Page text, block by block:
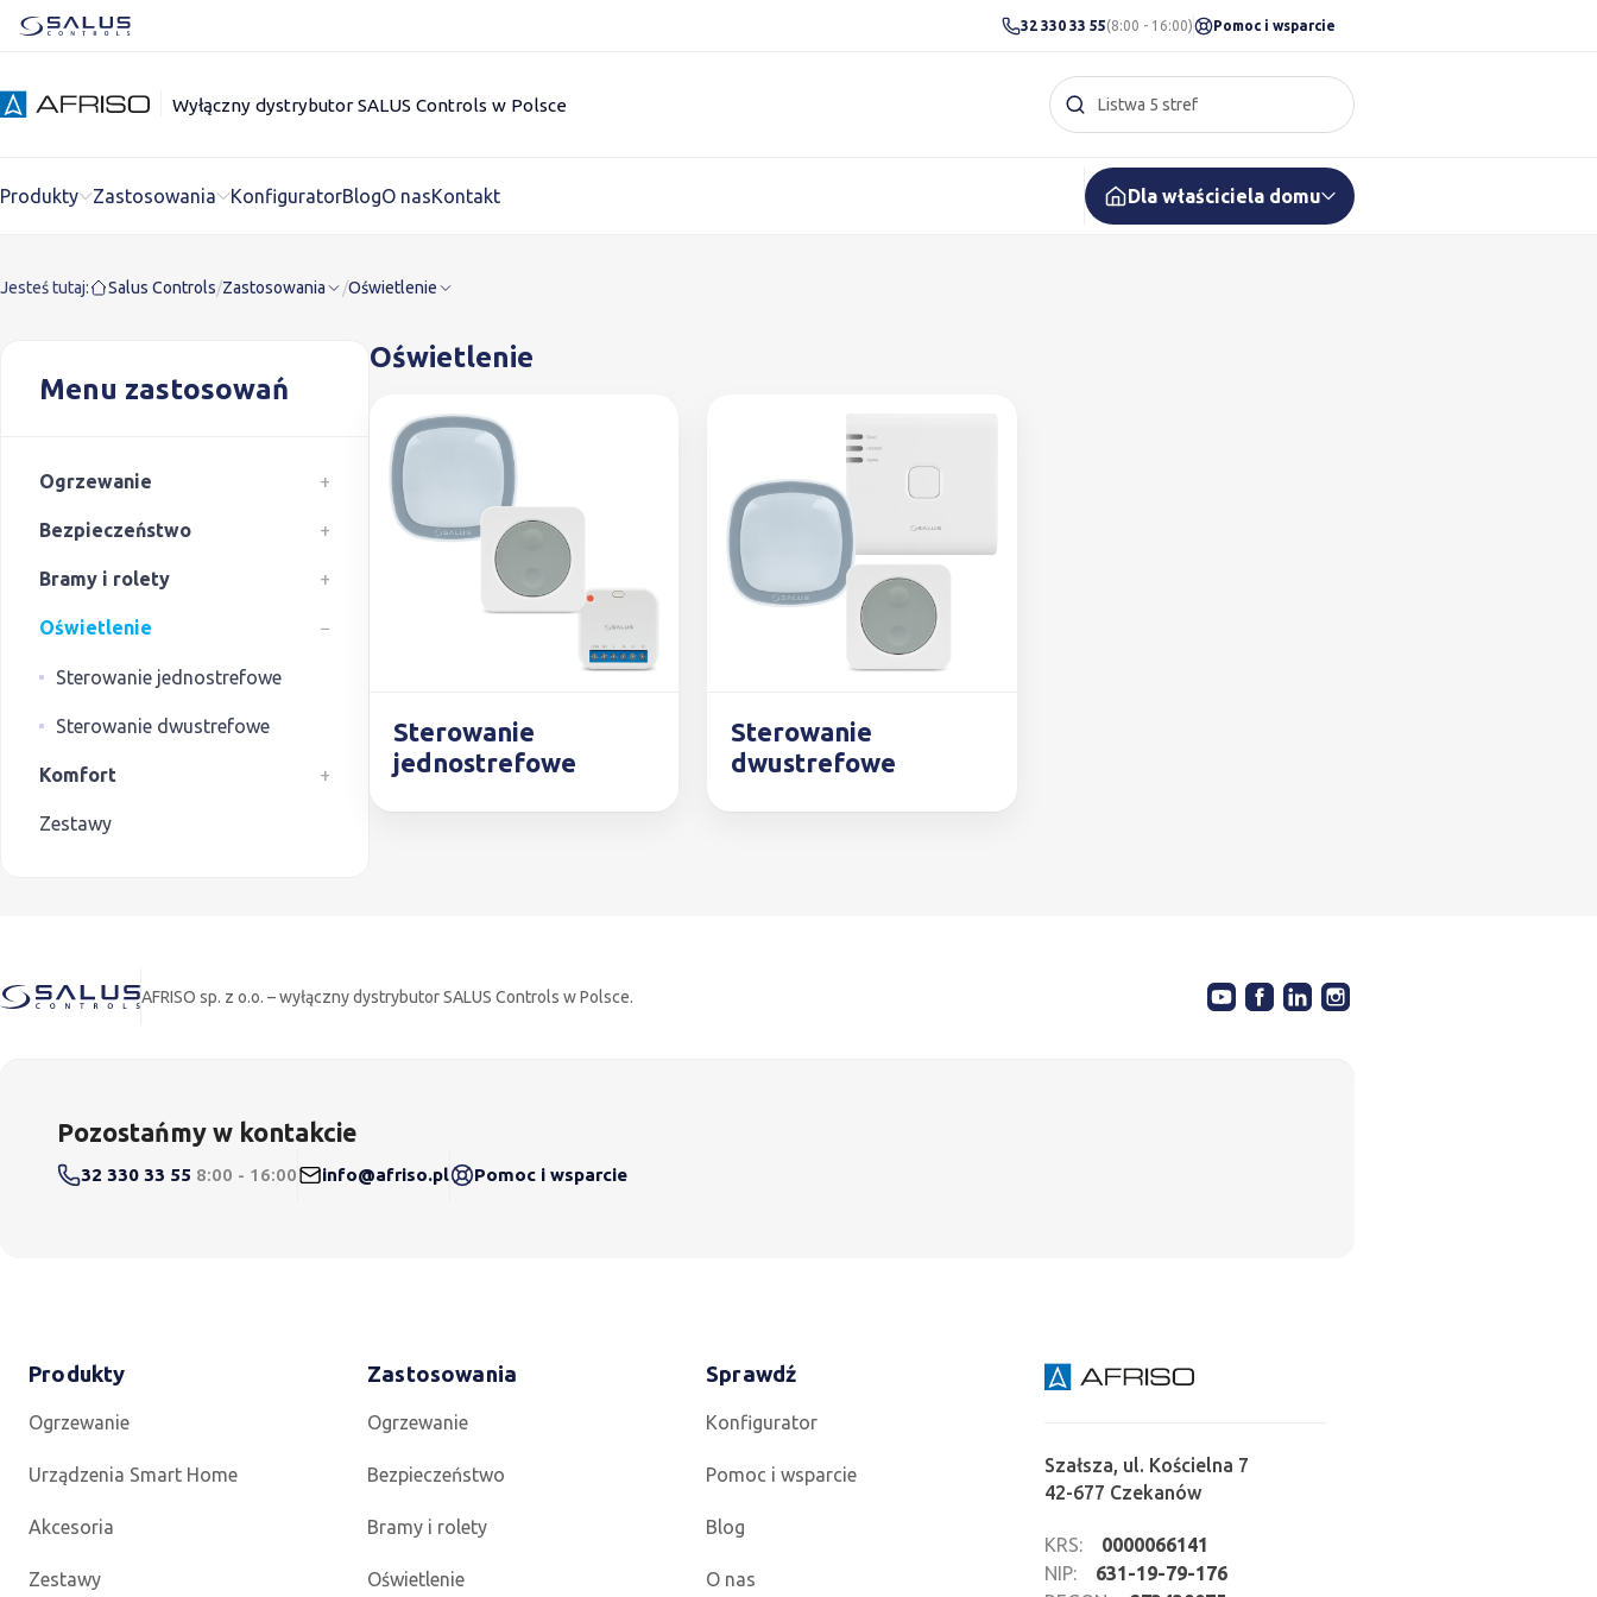
32 330 33 55(8:00 - 16:00) Pomoc i wsparcie
Wyłączny dystrybutor SALUS Controls w Polsce
Szukaj w serwisie
Listwa 5 stref
Produkty Zastosowania KonfiguratorBlogO nasKontakt Dla właściciela domu
Jesteś tutaj: Salus Controls/Zastosowania /Oświetlenie
Menu zastosowań
Ogrzewanie +
Bezpieczeństwo +
Bramy i rolety +
Oświetlenie −
Sterowanie jednostrefowe
Sterowanie dwustrefowe
Komfort +
Zestawy
Oświetlenie
Sterowanie
jednostrefowe
Sterowanie
dwustrefowe
AFRISO sp. z o.o. – wyłączny dystrybutor SALUS Controls w Polsce.
Pozostańmy w kontakcie
32 330 33 55 8:00 - 16:00 info@afriso.pl Pomoc i wsparcie
Produkty
Ogrzewanie
Urządzenia Smart Home
Akcesoria
Zestawy
Zastosowania
Ogrzewanie
Bezpieczeństwo
Bramy i rolety
Oświetlenie
Sprawdź
Konfigurator
Pomoc i wsparcie
Blog
O nas
Szałsza, ul. Kościelna 7
42-677 Czekanów
KRS:
0000066141
NIP:
631-19-79-176